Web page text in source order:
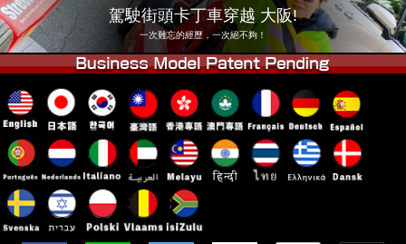
東京淺草 大阪
沖繩
駕駛街頭卡丁車穿越 大阪!
一次難忘的經歷，一次絕不夠！